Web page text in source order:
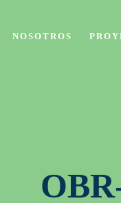
NOSOTROS